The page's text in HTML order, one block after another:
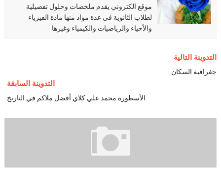
موقع الكتروني يقدم ملخصات وحلول تفصيلية
لطلاب الثانوية في عدة مواد منها مادة الفيزياء
والأحياء والرياضيات والكيمياء وغيرها
التدوينة التالية
جغرافية السكان
التدوينة السابقة
الأسطورة محمد علي كلاي أفضل ملاكم في التاريخ